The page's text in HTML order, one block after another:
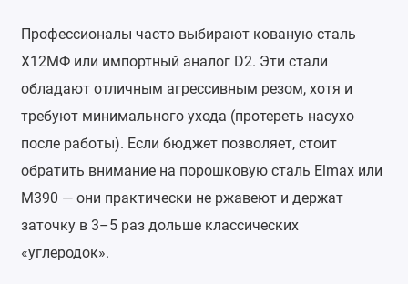
Профессионалы часто выбирают кованую сталь
Х12МФ или импортный аналог D2. Эти стали
обладают отличным агрессивным резом, хотя и
требуют минимального ухода (протереть насухо
после работы). Если бюджет позволяет, стоит
обратить внимание на порошковую сталь Elmax или
M390 — они практически не ржавеют и держат
заточку в 3–5 раз дольше классических
«углеродок».